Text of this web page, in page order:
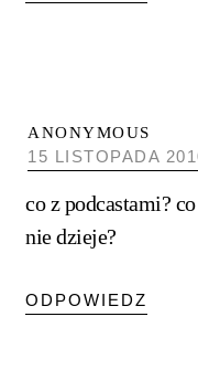
ANONYMOUS
15 LISTOPADA
co z podcastami?
nie dzieje?
ODPOWIEDZ